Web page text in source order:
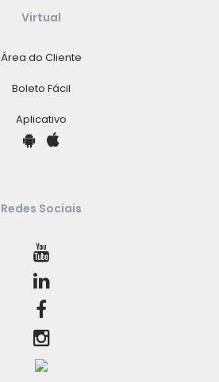
Virtual
Área do Cliente
Boleto Fácil
Aplicativo
Redes Sociais